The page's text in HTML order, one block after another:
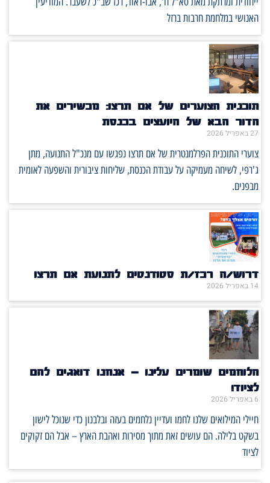
האנושי במלחמת חרבות ברזל
תוכנית הצוערים של אם תרצו: מכשירים את
הדור הבא של היועצים בכנסת
27 באפריל 2026
צוערי התוכנית הפרלמנטרית של אם תרצו נפגשו עם מנכ"ל התנועה, מתן
ג'רפי, לשיחה מעמיקה על עבודת הכנסת, שליחות ציבורית והשפעה לאומית
מבפנים.
דרוש/ה רכז/ת סטודנטים לתנועת אם תרצו
14 באפריל 2026
הלוחמים שומרים עלינו – אנחנו דואגים להם
לציוד!
6 באפריל 2026
חיילי המילואים שלנו לחמו ועדיין נלחמים בעזה ובלבנון כדי שנוכל לישון
בשקט בלילה. הם עושים זאת מתוך מסירות ואהבת הארץ – אבל הם זקוקים
לציוד